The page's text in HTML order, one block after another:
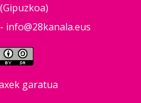
info@28kanala.eus
garatua